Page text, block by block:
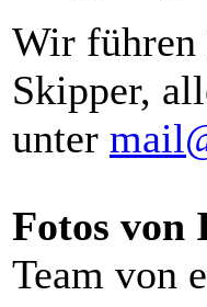
Wir führen
Skipper,
unter
Fotos von
Team von